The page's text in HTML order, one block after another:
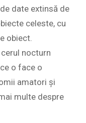
date extinsă de
celeste, cu
obiect.
nocturn
o face o
amatori și
multe despre